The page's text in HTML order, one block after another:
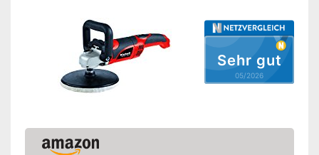
Sehr gut
05/2026